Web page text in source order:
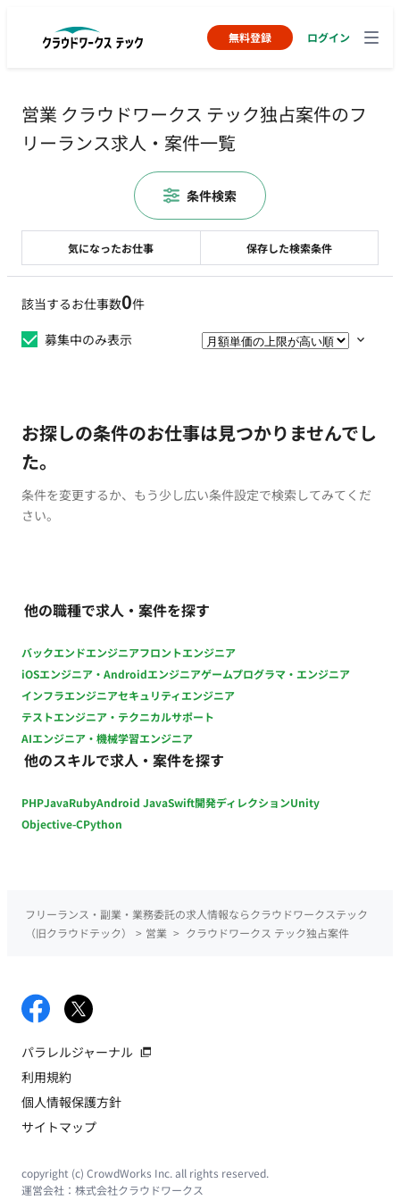
無料登録 ログイン
営業 クラウドワークス テック独占案件のフ
リーランス求人・案件一覧
該当するお仕事数0件
募集中のみ表示
お探しの条件のお仕事は見つかりませんでし
た。
条件を変更するか、もう少し広い条件設定で検索してみてくだ
さい。
他の職種で求人・案件を探す
バックエンドエンジニアフロントエンジニア
iOSエンジニア・Androidエンジニアゲームプログラマ・エンジニア
インフラエンジニアセキュリティエンジニア
テストエンジニア・テクニカルサポート
AIエンジニア・機械学習エンジニア
他のスキルで求人・案件を探す
PHPJavaRubyAndroid JavaSwift開発ディレクションUnity
Objective-CPython
気になったお仕事 保存した検索条件
条件検索
フリーランス・副業・業務委託の求人情報ならクラウドワークステック
（旧クラウドテック）
> 営業 > クラウドワークス テック独占案件
パラレルジャーナル
利用規約
個人情報保護方針
サイトマップ
copyright (c) CrowdWorks Inc. all rights reserved.
運営会社： 株式会社クラウドワークス